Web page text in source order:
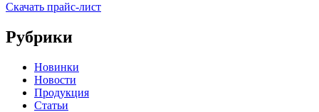
Скачать прайс-лист
Рубрики
Новинки
Новости
Продукция
Статьи